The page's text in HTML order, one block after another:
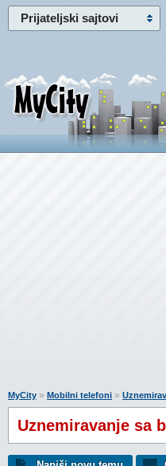
Prijateljski sajtovi
MyCity » Mobilni telefoni »
Uznemiravanje sa